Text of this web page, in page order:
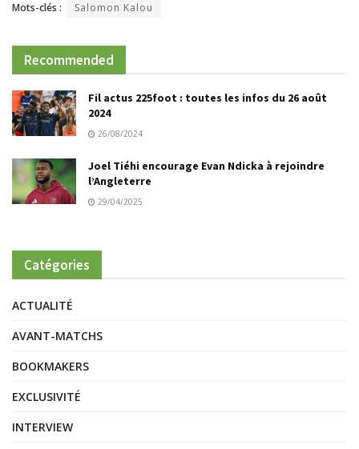
Mots-clés : Salomon Kalou
Recommended
Fil actus 225foot : toutes les infos du 26 août
2024
26/08/2024
Joel Tiéhi encourage Evan Ndicka à rejoindre
l’Angleterre
29/04/2025
Catégories
ACTUALITÉ
AVANT-MATCHS
BOOKMAKERS
EXCLUSIVITÉ
INTERVIEW